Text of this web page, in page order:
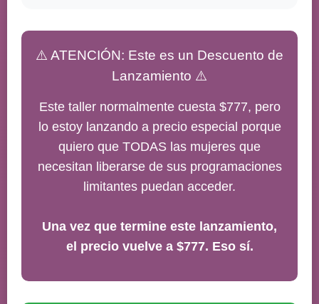
⚠️ ATENCIÓN: Este es un Descuento de
Lanzamiento ⚠️
Este taller normalmente cuesta $777, pero
lo estoy lanzando a precio especial porque
quiero que TODAS las mujeres que
necesitan liberarse de sus programaciones
limitantes puedan acceder.
Una vez que termine este lanzamiento,
el precio vuelve a $777. Eso sí.